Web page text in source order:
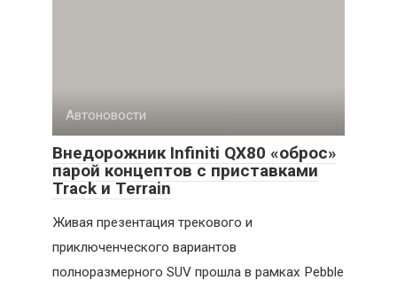
Автоновости
Внедорожник Infiniti QX80 «оброс»
парой концептов с приставками
Track и Terrain
Живая презентация трекового и
приключенческого вариантов
полноразмерного SUV прошла в рамках Pebble